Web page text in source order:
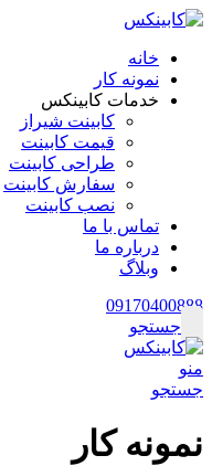
خانه
نمونه کار
خدمات کابینکس
کابینت شیراز
قیمت کابینت
طراحی کابینت
سفارش کابینت
نصب کابینت
تماس با ما
درباره ما
وبلاگ
09170400888
جستجو
منو
جستجو
نمونه کار